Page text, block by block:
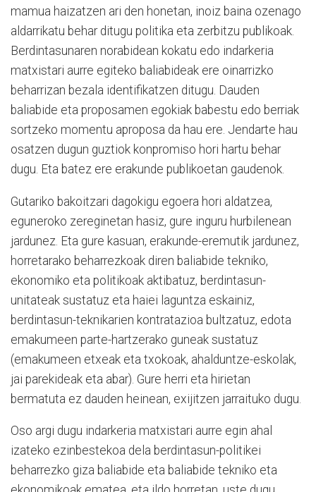
mamua haizatzen ari den honetan, inoiz baina ozenago
aldarrikatu behar ditugu politika eta zerbitzu publikoak.
Berdintasunaren norabidean kokatu edo indarkeria
matxistari aurre egiteko baliabideak ere oinarrizko
beharrizan bezala identifikatzen ditugu. Dauden
baliabide eta proposamen egokiak babestu edo berriak
sortzeko momentu aproposa da hau ere. Jendarte hau
osatzen dugun guztiok konpromiso hori hartu behar
dugu. Eta batez ere erakunde publikoetan gaudenok.
Gutariko bakoitzari dagokigu egoera hori aldatzea,
eguneroko zereginetan hasiz, gure inguru hurbilenean
jardunez. Eta gure kasuan, erakunde-eremutik jardunez,
horretarako beharrezkoak diren baliabide tekniko,
ekonomiko eta politikoak aktibatuz, berdintasun-
unitateak sustatuz eta haiei laguntza eskainiz,
berdintasun-teknikarien kontratazioa bultzatuz, edota
emakumeen parte-hartzerako guneak sustatuz
(emakumeen etxeak eta txokoak, ahalduntze-eskolak,
jai parekideak eta abar). Gure herri eta hirietan
bermatuta ez dauden heinean, exijitzen jarraituko dugu.
Oso argi dugu indarkeria matxistari aurre egin ahal
izateko ezinbestekoa dela berdintasun-politikei
beharrezko giza baliabide eta baliabide tekniko eta